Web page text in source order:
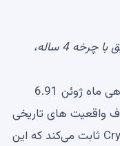
روند قیمت بیت کوین در ماه ژوئن مطابق با چرخه 4 ساله،
خوشبینان استدلالی دارند: میانگین بازدهی ماه ژوئن 6.91
واقعیت های تاریخی
است. داده‌های نقشه حرارتی CryptoRank ثابت می‌کند که این